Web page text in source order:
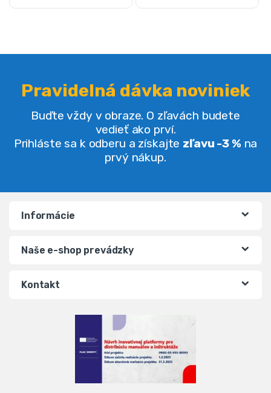
Pravidelná dávka noviniek
Buďte vždy v obraze. O zľavách budete
vedieť ako prví.
Prihláste sa k odberu a získajte zľavu -3 % na
prvý nákup.
Informácie
Naše e-shop prevádzky
Kontakt